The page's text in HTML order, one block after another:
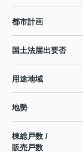
都市計画
国土法届出要否
用途地域
地勢
棟総戸数 /
販売戸数